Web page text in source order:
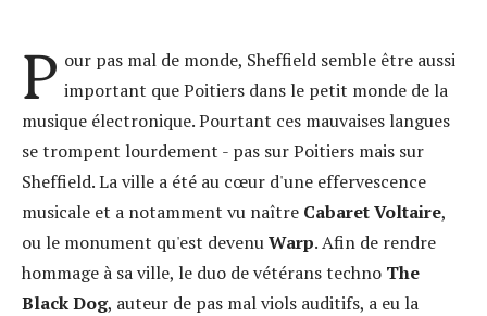
P our pas mal de monde, Sheffield semble être aussi
important que Poitiers dans le petit monde de la
musique électronique. Pourtant ces mauvaises langues
se trompent lourdement - pas sur Poitiers mais sur
Sheffield. La ville a été au cœur d'une effervescence
musicale et a notamment vu naître Cabaret Voltaire,
ou le monument qu'est devenuWarp. Afin de rendre
hommage à sa ville, le duo de vétérans techno The
Black Dog, auteur de pas mal viols auditifs, a eu la